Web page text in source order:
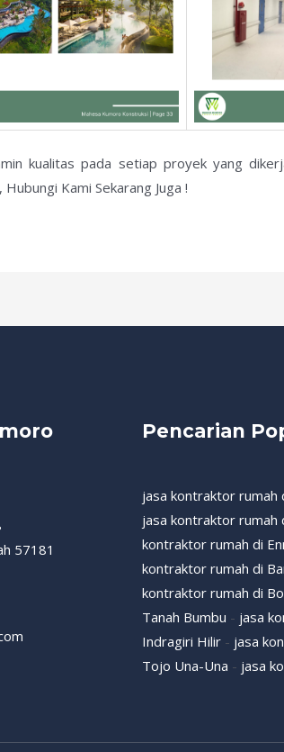
kualitas pada setiap proyek yang
Kami Sekarang Juga !
57181
Pencarian
jasa kontraktor rumah
jasa kontraktor rumah
kontraktor rumah di
kontraktor rumah di
kontraktor rumah di
Tanah Bumbu - jasa
Indragiri Hilir - jasa
Tojo Una-Una - jasa